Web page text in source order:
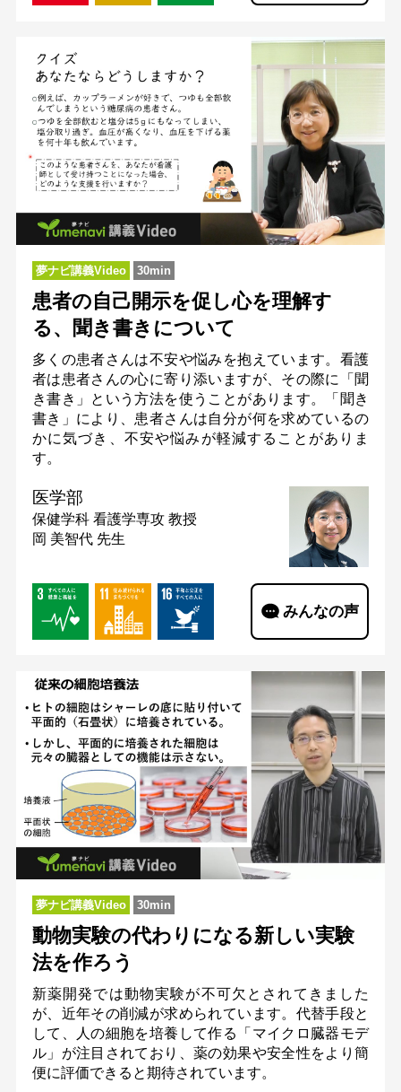
夢ナビ講義Video 30min
患者の自己開示を促し心を理解す
る、聞き書きについて
多くの患者さんは不安や悩みを抱えています。看護
者は患者さんの心に寄り添いますが、その際に「聞
き書き」という方法を使うことがあります。「聞き
書き」により、患者さんは自分が何を求めているの
かに気づき、不安や悩みが軽減することがありま
す。
医学部
保健学科 看護学専攻 教授
岡 美智代 先生
みんなの声
夢ナビ講義Video 30min
動物実験の代わりになる新しい実験
法を作ろう
新薬開発では動物実験が不可欠とされてきました
が、近年その削減が求められています。代替手段と
して、人の細胞を培養して作る「マイクロ臓器モデ
ル」が注目されており、薬の効果や安全性をより簡
便に評価できると期待されています。